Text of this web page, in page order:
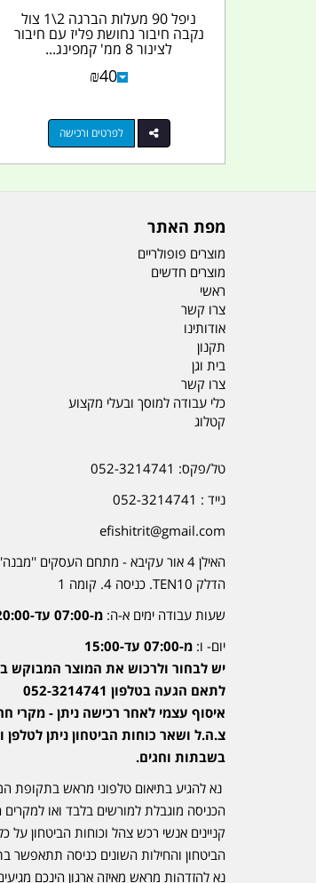
ניפל 90 מעלות הברגה 2\1 צול
נקבה חיבור נחושת פליז עם חיבור
לצינור 8 ממ' קמפינג...
₪40
לפרטים ורכישה
מפת האתר
מוצרים פופולריים
מוצרים חדשים
ראשי
צרו קשר
אודותינו
תקנון
בית וגן
צרו קשר
כלי עבודה למוסך ובעלי מקצוע
קטלוג
טל/פקס: 052-3214741
נייד : 052-3214741
efishitrit@gmail.com
האילן 4 אור עקיבא - מתחם העסקים
הדלק TEN10. כניסה 4. קומה 1
שעות עבודה ימים א-ה: מ-07:00 עד-20:00
יום- ו: מ-07:00 עד-15:00
יש לבחור ולרכוש את המוצר המבוקש
לתאם הגעה בטלפון 052-3214741
איסוף עצמי לאחר רכישה ניתן - מקרי
צ.ה.ל ושאר כוחות הביטחון ניתן לטלפן
בשבתות וחגים.
נא להגיע בתיאום טלפוני מראש בתקופת
הכניסה מוגבלת למורשים בלבד ואו למקרים
קניינים אנשי רכש צהל וכוחות הביטחון על
הביטחון והחילות השונים כניסה תתאפשר
נא להזדהות מראש מאיזה ארגון הינכם